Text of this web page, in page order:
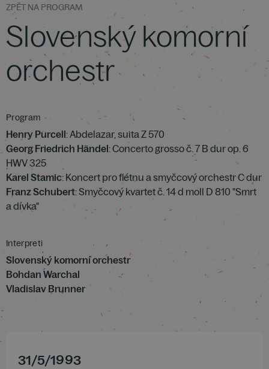
ZPĚT NA PROGRAM
Slovenský komorní
orchestr
Program
Henry Purcell: Abdelazar, suita Z 570
Georg Friedrich Händel: Concerto grosso č. 7 B dur op. 6
HWV 325
Karel Stamic: Koncert pro flétnu a smyčcový orchestr C dur
Franz Schubert: Smyčcový kvartet č. 14 d moll D 810 "Smrt
a dívka"
Interpreti
Slovenský komorní orchestr
Bohdan Warchal
Vladislav Brunner
31/5/1993